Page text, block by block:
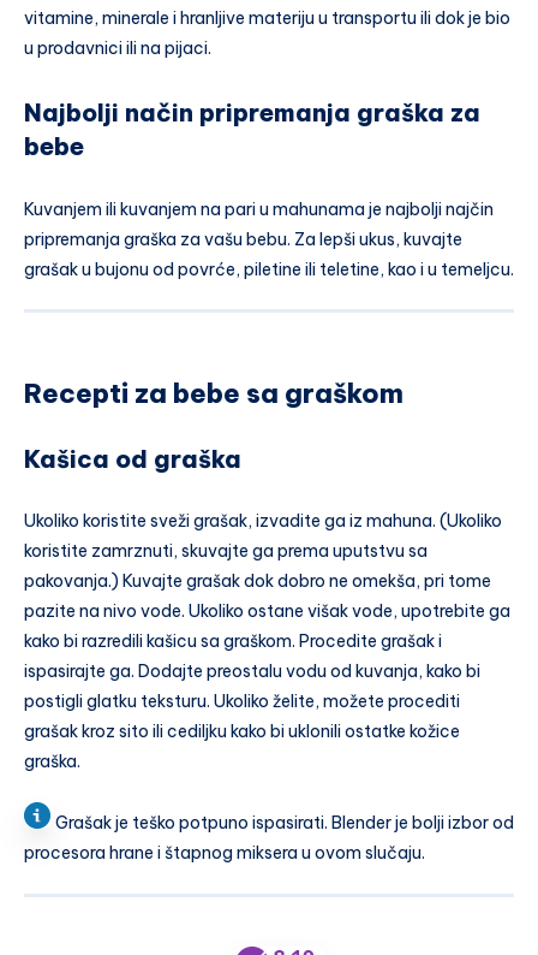
vitamine, minerale i hranljive materiju u transportu ili dok je bio
u prodavnici ili na pijaci.
Najbolji način pripremanja graška za
bebe
Kuvanjem ili kuvanjem na pari u mahunama je najbolji najčin
pripremanja graška za vašu bebu. Za lepši ukus, kuvajte
grašak u bujonu od povrće, piletine ili teletine, kao i u temeljcu.
Recepti za bebe sa graškom
Kašica od graška
Ukoliko koristite sveži grašak, izvadite ga iz mahuna. (Ukoliko
koristite zamrznuti, skuvajte ga prema uputstvu sa
pakovanja.) Kuvajte grašak dok dobro ne omekša, pri tome
pazite na nivo vode. Ukoliko ostane višak vode, upotrebite ga
kako bi razredili kašicu sa graškom. Procedite grašak i
ispasirajte ga. Dodajte preostalu vodu od kuvanja, kako bi
postigli glatku teksturu. Ukoliko želite, možete procediti
grašak kroz sito ili cediljku kako bi uklonili ostatke kožice
graška.
Grašak je teško potpuno ispasirati. Blender je bolji izbor od
procesora hrane i štapnog miksera u ovom slučaju.